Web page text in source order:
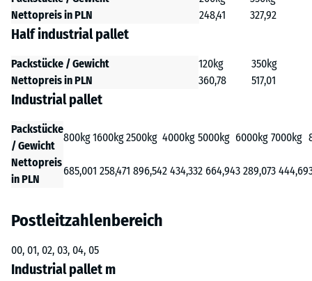
Nettopreis in PLN
248,41 327,92
Half industrial pallet
Packstücke / Gewicht 120kg
350kg
Nettopreis in PLN
360,78 517,01
Industrial pallet
Packstücke
/ Gewicht
800kg1600kg2500kg 4000kg 5000kg 6000kg 7000kg
Nettopreis
in PLN
685,001 258,471 896,542 434,332 664,943 289,073 444,69
Postleitzahlenbereich
00, 01, 02, 03, 04, 05
Industrial pallet m